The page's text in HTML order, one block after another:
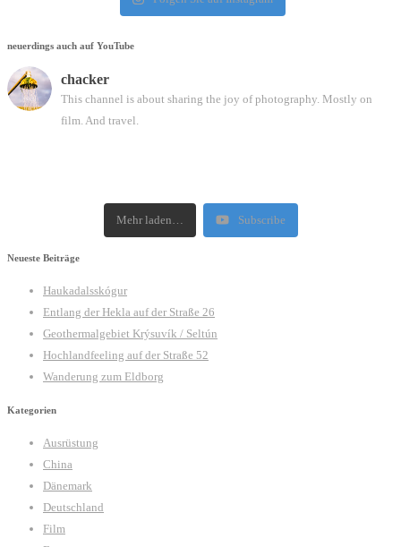
neuerdings auch auf YouTube
chacker
This channel is about sharing the joy of photography. Mostly on
film. And travel.
Mehr laden… Subscribe
Neueste Beiträge
Haukadalsskógur
Entlang der Hekla auf der Straße 26
Geothermalgebiet Krýsuvík / Seltún
Hochlandfeeling auf der Straße 52
Wanderung zum Eldborg
Kategorien
Ausrüstung
China
Dänemark
Deutschland
Film